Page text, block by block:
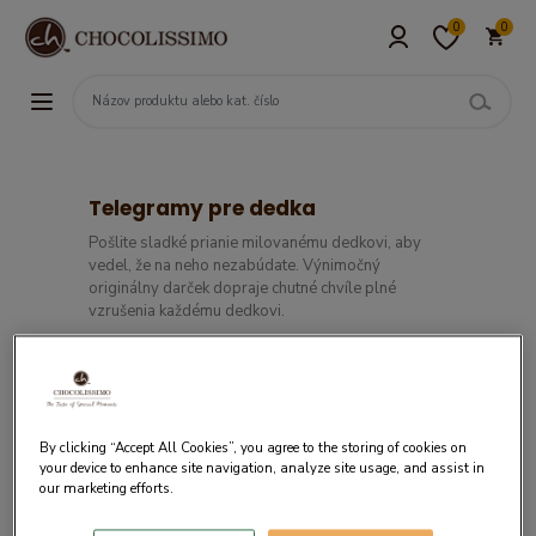
0 0
Telegramy pre dedka
Pošlite sladké prianie milovanému dedkovi, aby
vedel, že na neho nezabúdate. Výnimočný
originálny darček dopraje chutné chvíle plné
vzrušenia každému dedkovi.
By clicking “Accept All Cookies”, you agree to the storing of cookies on
your device to enhance site navigation, analyze site usage, and assist in
our marketing efforts.